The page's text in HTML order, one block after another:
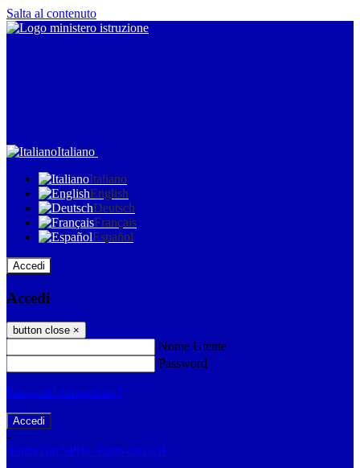
Salta al contenuto
Italiano
Italiano
English
Deutsch
Français
Español
Accedi
Accedi
button close ×
Nome Utente
Password
Password dimenticata?
-
Entra con SPID Entra con CIE